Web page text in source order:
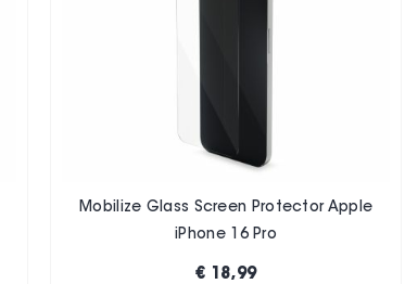
Mobilize Glass Screen Protector Apple
iPhone 16 Pro
€ 18,99